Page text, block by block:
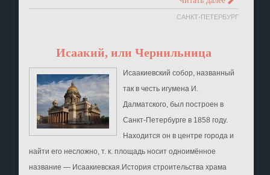
САНКТ-ПЕТЕРБУРГ
Исаакий, или Чернильница
Исаакиевский собор, названный
так в честь игумена И.
Далматского, был построен в
Санкт-Петербурге в 1858 году.
Находится он в центре города и
найти его несложно, т. к. площадь носит одноимённое
название — Исаакиевская.История строительства храма